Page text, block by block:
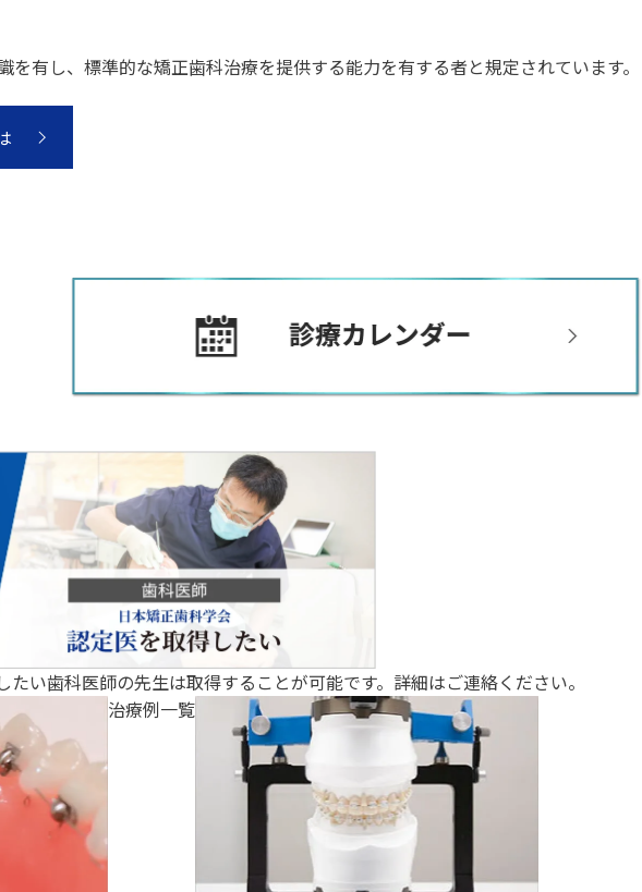
有し、標準的な矯正歯科治療を提供する能力を有する者と規定されています。
い歯科医師の先生は取得することが可能です。詳細はご連絡ください。
治療例一覧